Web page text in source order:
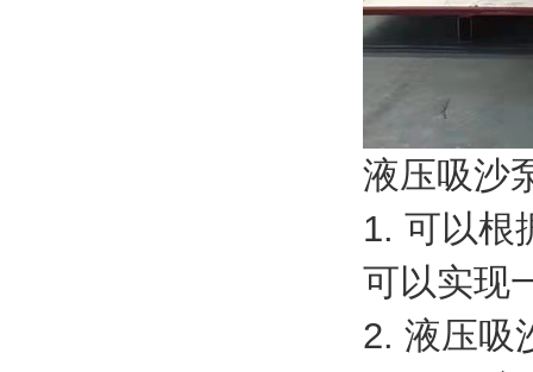
液压吸沙
1. 可以根
可以实现
2. 液压吸